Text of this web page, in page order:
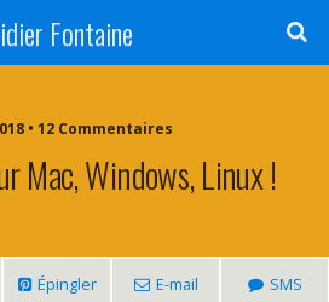
Fontaine
• 12 Commentaires
Mac, Windows, Linux !
Épingler E-mail SMS